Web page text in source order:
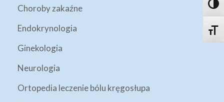
Choroby zakaźne
Endokrynologia
Ginekologia
Neurologia
Ortopedia leczenie bólu kręgosłupa